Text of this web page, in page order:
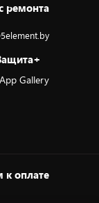
ремонта
App Gallery
оплате